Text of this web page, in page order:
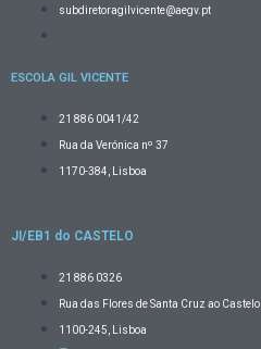
subdiretoragilvicente@aegv.pt
ESCOLA GIL VICENTE
21 886 0041/42
Rua da Verónica nº 37
1170-384, Lisboa
JI/EB1 do CASTELO
21 886 0326
Rua das Flores de Santa Cruz ao Castelo
1100-245, Lisboa